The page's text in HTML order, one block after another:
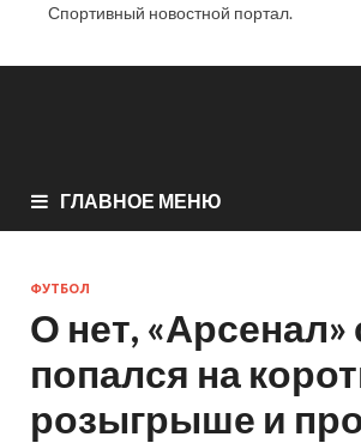
Спортивный новостной портал.
ГЛАВНОЕ МЕНЮ
ФУТБОЛ
О нет, «Арсенал»
попался на
розыгрыше и